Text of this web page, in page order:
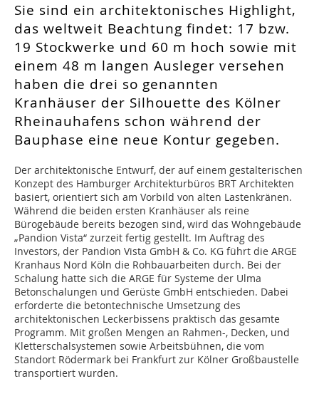
Sie sind ein architektonisches Highlight,
das weltweit Beachtung findet: 17 bzw.
19 Stockwerke und 60 m hoch sowie mit
einem 48 m langen Ausleger versehen
haben die drei so genannten
Kranhäuser der Silhouette des Kölner
Rheinauhafens schon während der
Bauphase eine neue Kontur gegeben.
Der architektonische Entwurf, der auf einem gestalterischen
Konzept des Hamburger Architekturbüros BRT Architekten
basiert, orientiert sich am Vorbild von alten Lastenkränen.
Während die beiden ersten Kranhäuser als reine
Bürogebäude bereits bezogen sind, wird das Wohngebäude
„Pandion Vista“ zurzeit fertig gestellt. Im Auftrag des
Investors, der Pandion Vista GmbH & Co. KG führt die ARGE
Kranhaus Nord Köln die Rohbauarbeiten durch. Bei der
Schalung hatte sich die ARGE für Systeme der Ulma
Betonschalungen und Gerüste GmbH entschieden. Dabei
erforderte die betontechnische Umsetzung des
architektonischen Leckerbissens praktisch das gesamte
Programm. Mit großen Mengen an Rahmen-, Decken, und
Kletterschalsystemen sowie Arbeitsbühnen, die vom
Standort Rödermark bei Frankfurt zur Kölner Großbaustelle
transportiert wurden.